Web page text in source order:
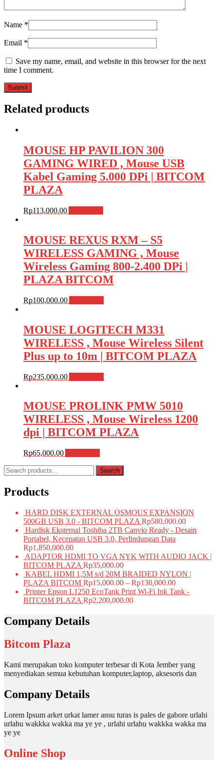
Name *
Email *
Save my name, email, and website in this browser for the next
time I comment.
Related products
MOUSE HP PAVILION 300
GAMING WIRED , Mouse USB
Kabel Gaming 5.000 DPi | BITCOM
PLAZA
Rp113,000.00
MOUSE REXUS RXM – S5
WIRELESS GAMING , Mouse
Wireless Gaming 800-2.400 DPi |
PLAZA BITCOM
Rp100,000.00
MOUSE LOGITECH M331
WIRELESS , Mouse Wireless Silent
Plus up to 10m | BITCOM PLAZA
Rp235,000.00
MOUSE PROLINK PMW 5010
WIRELESS , Mouse Wireless 1200
dpi | BITCOM PLAZA
Rp65,000.00
Search
for:
Search
Products
HARD DISK EXTERNAL OSMOUS EXPANSION
500GB USB 3.0 - BITCOM PLAZA Rp580,000.00
Hardisk Eksternal Toshiba 2TB Canvio Ready - Desain
Portabel, Kecepatan USB 3.0, Perlindungan Data
Rp1,850,000.00
ADAPTOR HDMI TO VGA NYK WITH AUDIO JACK |
BITCOM PLAZA Rp35,000.00
KABEL HDMI 1,5M s/d 20M BRAIDED NYLON |
PLAZA BITCOM Rp15,000.00 – Rp130,000.00
Printer Epson L1250 EcoTank Print Wi-Fi Ink Tank -
BITCOM PLAZA Rp2,200,000.00
Company Details
Bitcom Plaza
Kami merupakan toko komputer terbesar di Kota Jember yang
menyediakan semua kebutuhan komputer,laptop, aksesoris dan
Company Details
Lorem Ipsum arket urkat lamer ansu turas is pales de gabore urlahi
urlahu wakkka wakka ma ye ye , urlahi urlahu wakkka wakka ma
ye ye
Online Shop